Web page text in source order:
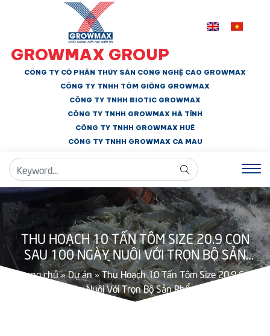
GROWMAX GROUP
CÔNG TY CỔ PHẦN THỦY SẢN CÔNG NGHỆ CAO GROWMAX
CÔNG TY TNHH TÔM GIỐNG GROWMAX
CÔNG TY TNHH BIOTIC GROWMAX
CÔNG TY TNHH GROWMAX HÀ TĨNH
CÔNG TY TNHH GROWMAX HUẾ
CÔNG TY TNHH GROWMAX CÀ MAU
THU HOẠCH 10 TẤN TÔM SIZE 20.9 CON
SAU 100 NGÀY NUÔI VỚI TRỌN BỘ SẢN
PHẨM GROWMAX
Trang chủ»Dự án»Thu Hoạch 10 Tấn Tôm Size 20.9 Con
Sau 100 Ngày Nuôi Với Trọn Bộ Sản Phẩm GROWMAX